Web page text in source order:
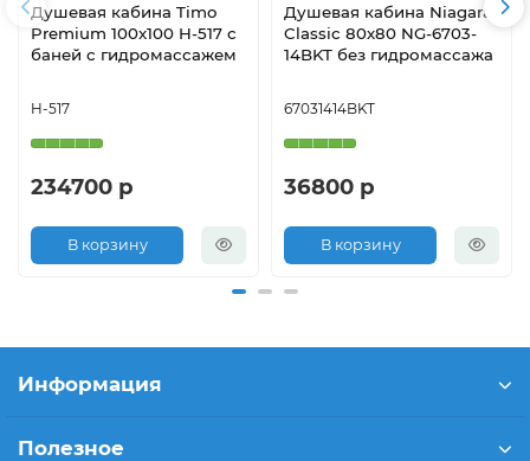
Душевая кабина Timo
Premium 100x100 H-517 с
баней с гидромассажем
H-517
234700 р
В корзину
Душевая кабина Niagara
Classic 80х80 NG-6703-
14BKT без гидромассажа
67031414BKT
36800 р
В корзину
Информация
Полезное